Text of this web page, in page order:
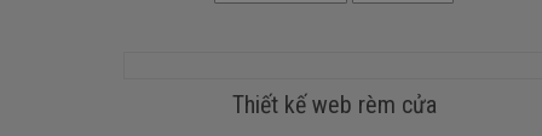
Thiết kế web rèm cửa